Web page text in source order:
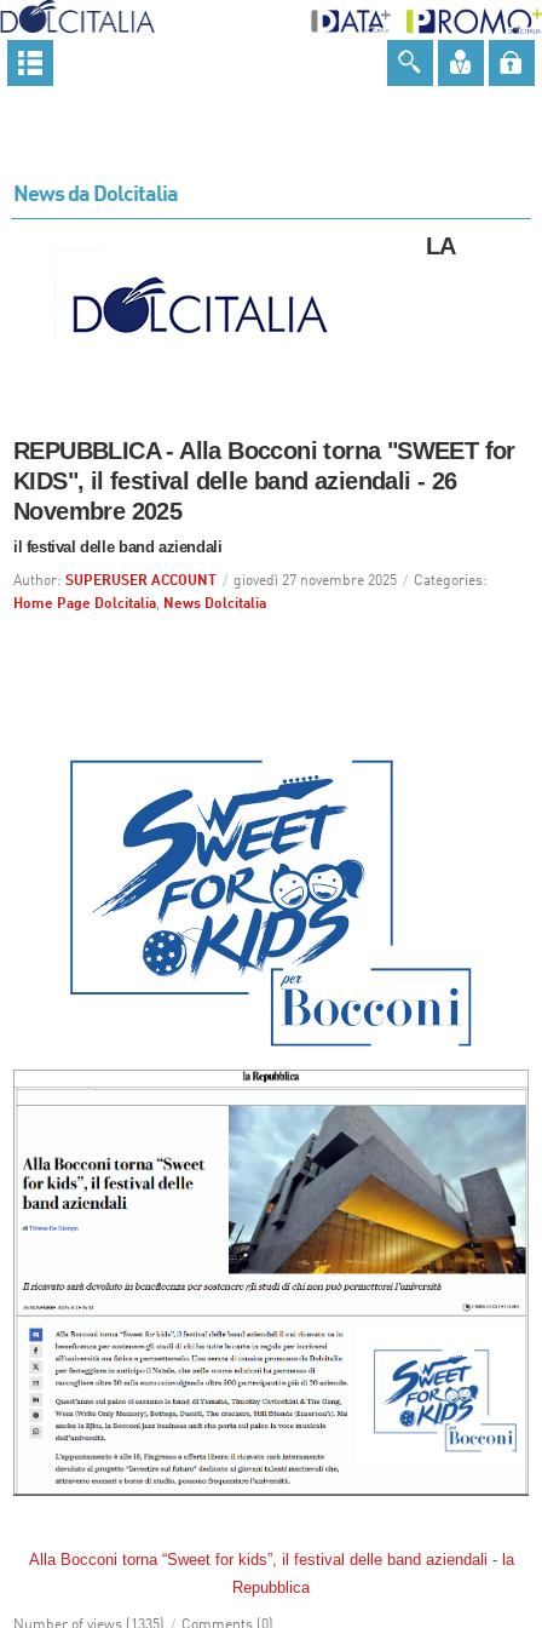
News da Dolcitalia
LA
REPUBBLICA - Alla Bocconi torna "SWEET for
KIDS", il festival delle band aziendali - 26
Novembre 2025
il festival delle band aziendali
Author: SUPERUSER ACCOUNT / giovedì 27 novembre 2025 / Categories:
Home Page Dolcitalia, News Dolcitalia
Alla Bocconi torna “Sweet for kids”, il festival delle band aziendali - la
Repubblica